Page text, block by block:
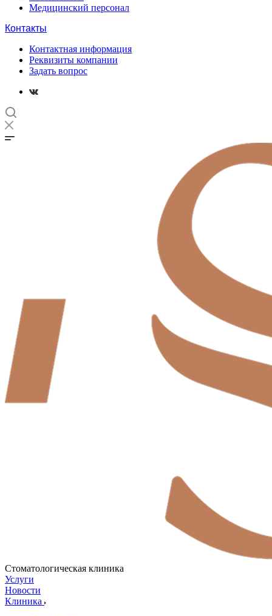
Медицинский персонал
Контакты
Контактная информация
Реквизиты компании
Задать вопрос
Стоматологическая клиника
Услуги
Новости
Клиника